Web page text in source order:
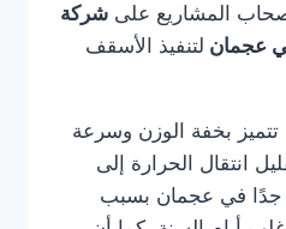
المشاريع على شركة
عجمان لتنفيذ الأسقف
بخفة الوزن وسرعة
انتقال الحرارة إلى
جدًا في عجمان بسبب